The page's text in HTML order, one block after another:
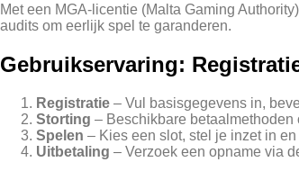
Met een MGA‑licentie (Malta Gaming
audits om eerlijk spel te garanderen.
Gebruikservaring:
Registratie – Vul basisgegevens in,
Storting – Beschikbare betaalmethoden
Spelen – Kies een slot, stel je inzet in
Uitbetaling – Verzoek een opname via